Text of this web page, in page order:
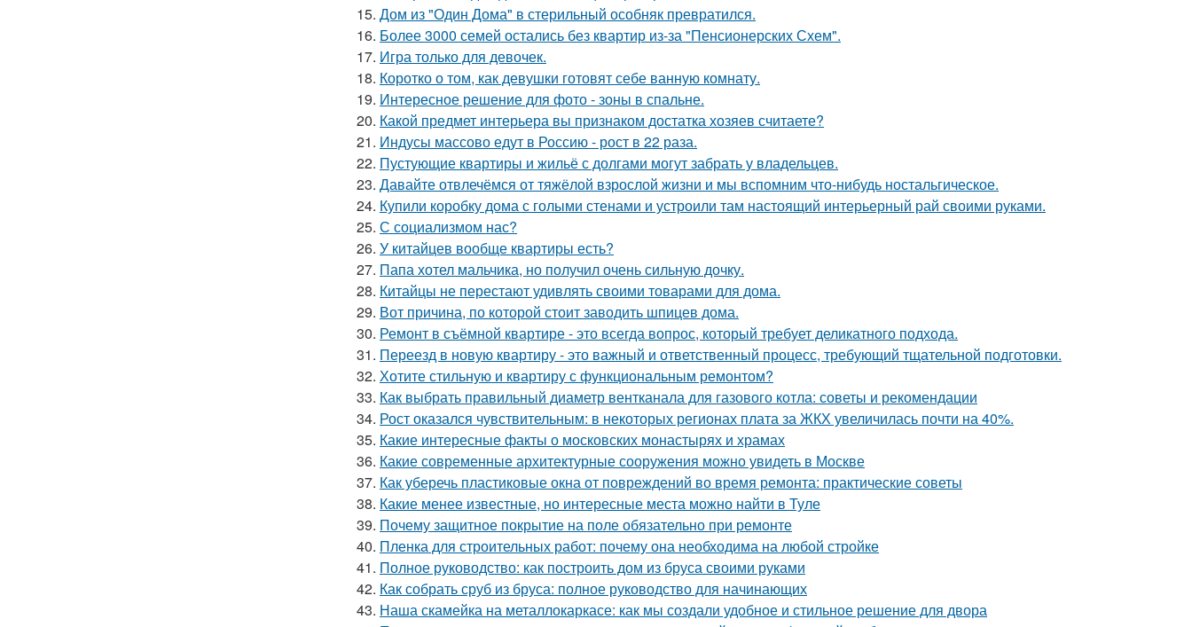
15. Дом из "Один Дома" в стерильный особняк превратился.
16. Более 3000 семей остались без квартир из-за "Пенсионерских Схем".
17. Игра только для девочек.
18. Коротко о том, как девушки готовят себе ванную комнату.
19. Интересное решение для фото - зоны в спальне.
20. Какой предмет интерьера вы признаком достатка хозяев считаете?
21. Индусы массово едут в Россию - рост в 22 раза.
22. Пустующие квартиры и жильё с долгами могут забрать у владельцев.
23. Давайте отвлечёмся от тяжёлой взрослой жизни и мы вспомним что-нибудь ностальгическое.
24. Купили коробку дома с голыми стенами и устроили там настоящий интерьерный рай своими руками.
25. С социализмом нас?
26. У китайцев вообще квартиры есть?
27. Папа хотел мальчика, но получил очень сильную дочку.
28. Китайцы не перестают удивлять своими товарами для дома.
29. Вот причина, по которой стоит заводить шпицев дома.
30. Ремонт в съёмной квартире - это всегда вопрос, который требует деликатного подхода.
31. Переезд в новую квартиру - это важный и ответственный процесс, требующий тщательной подготовки.
32. Хотите стильную и квартиру с функциональным ремонтом?
33. Как выбрать правильный диаметр вентканала для газового котла: советы и рекомендации
34. Рост оказался чувствительным: в некоторых регионах плата за ЖКХ увеличилась почти на 40%.
35. Какие интересные факты о московских монастырях и храмах
36. Какие современные архитектурные сооружения можно увидеть в Москве
37. Как уберечь пластиковые окна от повреждений во время ремонта: практические советы
38. Какие менее известные, но интересные места можно найти в Туле
39. Почему защитное покрытие на поле обязательно при ремонте
40. Пленка для строительных работ: почему она необходима на любой стройке
41. Полное руководство: как построить дом из бруса своими руками
42. Как собрать сруб из бруса: полное руководство для начинающих
43. Наша скамейка на металлокаркасе: как мы создали удобное и стильное решение для двора